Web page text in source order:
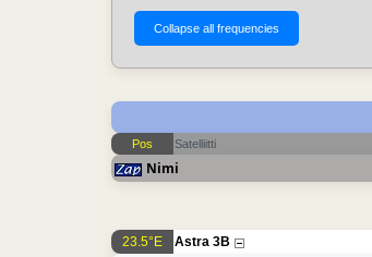
Pos Satelliitti
Nimi
23.5°E Astra 3B